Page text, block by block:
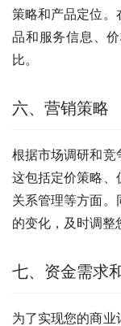
策略和产品定位。
品和服务信息、
比。
六、营销策略
根据市场调研和竞
这包括定价策略、
关系管理等方面
的变化，及时调整
七、资金需求
为了实现您的商